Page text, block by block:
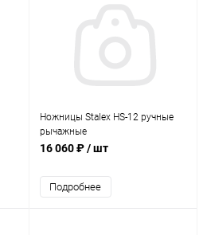
Ножницы Stalex HS-12 ручные
рычажные
16 060 ₽/ шт
Подробнее